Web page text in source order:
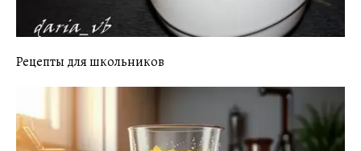
Рецепты для школьников